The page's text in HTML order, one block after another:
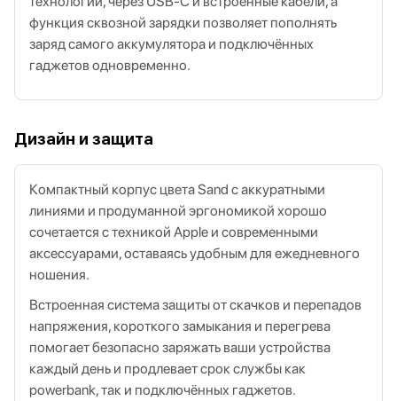
функция сквозной зарядки позволяет пополнять
заряд самого аккумулятора и подключённых
гаджетов одновременно.
Дизайн и защита
Компактный корпус цвета Sand с аккуратными
линиями и продуманной эргономикой хорошо
сочетается с техникой Apple и современными
аксессуарами, оставаясь удобным для ежедневного
ношения.
Встроенная система защиты от скачков и перепадов
напряжения, короткого замыкания и перегрева
помогает безопасно заряжать ваши устройства
каждый день и продлевает срок службы как
powerbank, так и подключённых гаджетов.